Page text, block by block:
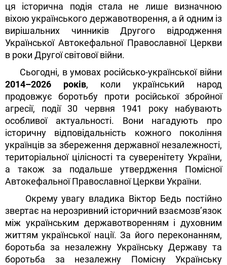
ця історична подія стала не лише визначною
віхою українського державотворення, а й одним із
вирішальних чинників Другого відродження
Української Автокефальної Православної Церкви
в роки Другої світової війни.
Сьогодні, в умовах російсько-української війни
2014–2026 років, коли український народ
продовжує боротьбу проти російської збройної
агресії, події 30 червня 1941 року набувають
особливої актуальності. Вони нагадують про
історичну відповідальність кожного покоління
українців за збереження державної незалежності,
територіальної цілісності та суверенітету України,
а також за подальше утвердження Помісної
Автокефальної Православної Церкви України.
Окрему увагу владика Віктор Бедь постійно
звертає на нерозривний історичний взаємозв’язок
між українським державотворенням і духовним
життям української нації. За його переконанням,
боротьба за незалежну Українську Державу та
боротьба за незалежну Помісну Українську